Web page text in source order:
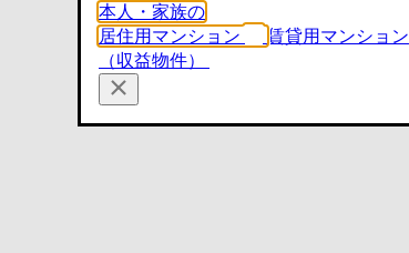
本人・家族の
居住用マンション
賃貸用マンション
（収益物件）